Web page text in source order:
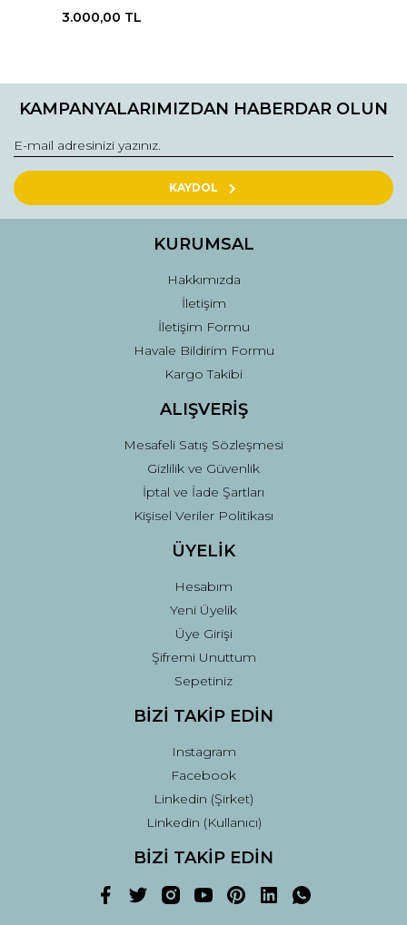
3.000,00 TL
KAMPANYALARIMIZDAN HABERDAR OLUN
KAYDOL
KURUMSAL
Hakkımızda
İletişim
İletişim Formu
Havale Bildirim Formu
Kargo Takibi
ALIŞVERİŞ
Mesafeli Satış Sözleşmesi
Gizlilik ve Güvenlik
İptal ve İade Şartları
Kişisel Veriler Politikası
ÜYELİK
Hesabım
Yeni Üyelik
Üye Girişi
Şifremi Unuttum
Sepetiniz
BİZİ TAKİP EDİN
Instagram
Facebook
Linkedin (Şirket)
Linkedin (Kullanıcı)
BİZİ TAKİP EDİN